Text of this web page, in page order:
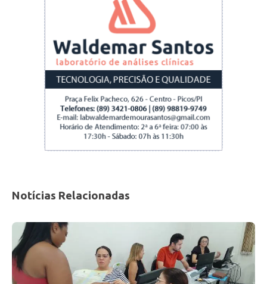
Notícias Relacionadas